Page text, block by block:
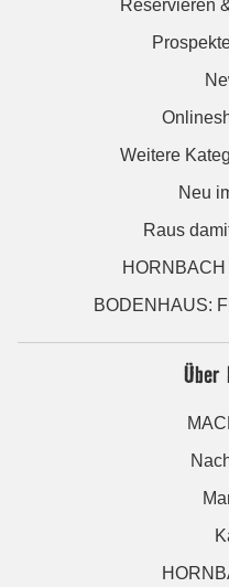
Reservieren
Weitere
Neu
Raus
BODENHAUS:
Über